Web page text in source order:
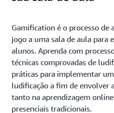
Gamification é o processo de
jogo a uma sala de aula para
alunos. Aprenda com
técnicas comprovadas de
práticas para implementar
ludificação a fim de envolver
tanto na aprendizagem
presenciais tradicionais.